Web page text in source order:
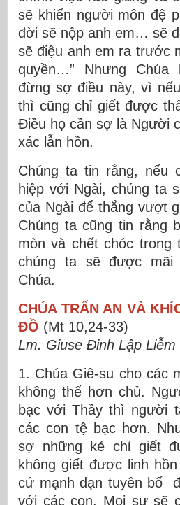
sẽ khiến người môn đệ
đời sẽ nộp anh em… sẽ
sẽ điệu anh em ra trước
quyền…” Nhưng
đừng sợ điều này, vì
thì cũng chỉ giết được
Điều họ cần sợ là Người
xác lẫn hồn.
Chúng ta tin rằng, nếu
hiệp với Ngài, chúng ta
của Ngài để thắng vượt
Chúng ta cũng tin rằng
mòn và chết chóc trong
chúng ta sẽ được
Chúa.
CHÚA TRẤN AN VÀ
ĐỒ (Mt 10,24-33)
Lm. Giuse Đinh Lập Liễm
1. Chúa Giê-su cho các
không thể hơn chủ.
bạc với Thầy thì người
các con tệ bạc hơn.
sợ những kẻ chỉ giết
không giết được linh
cứ mạnh dạn tuyên bố
với các con. Mọi sự sẽ